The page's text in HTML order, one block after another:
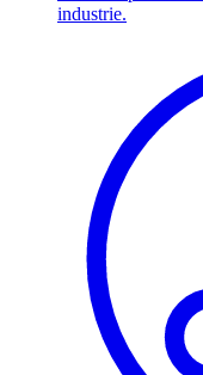
industrie.